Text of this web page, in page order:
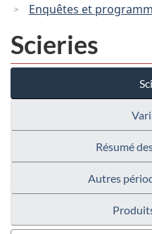
Enquêtes et
Scieries
Résumé
Autres